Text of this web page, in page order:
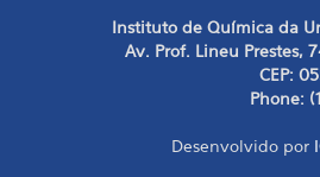
Instituto de Química da
Av. Prof. Lineu Prestes,
CEP:
Phone:
Desenvolvido por